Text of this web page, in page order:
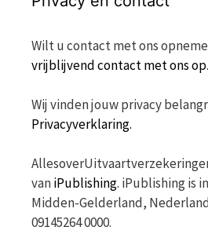
Wilt u contact met ons
vrijblijvend contact met ons op.
Wij vinden jouw privacy
Privacyverklaring.
vaniPublishing. iPublishing is
Midden-Gelderland,
09145264 0000.